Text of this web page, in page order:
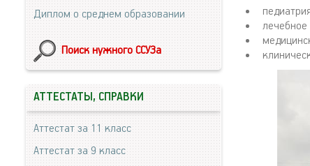
лечебное
Диплом о среднем образовании
Поиск нужного ССУЗа
АТТЕСТАТЫ, СПРАВКИ
Аттестат за 11 класс
Аттестат за 9 класс